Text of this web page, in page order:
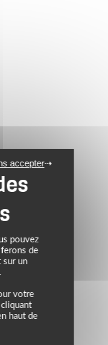
pouvez
de
sur un
votre
haut de
accepter